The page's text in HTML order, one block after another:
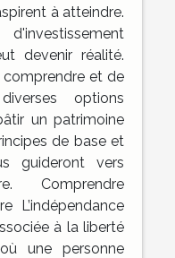
à atteindre.
devenir réalité.
et de
options
un patrimoine
de base et
guideront vers
Comprendre
L’indépendance
à la liberté
une personne